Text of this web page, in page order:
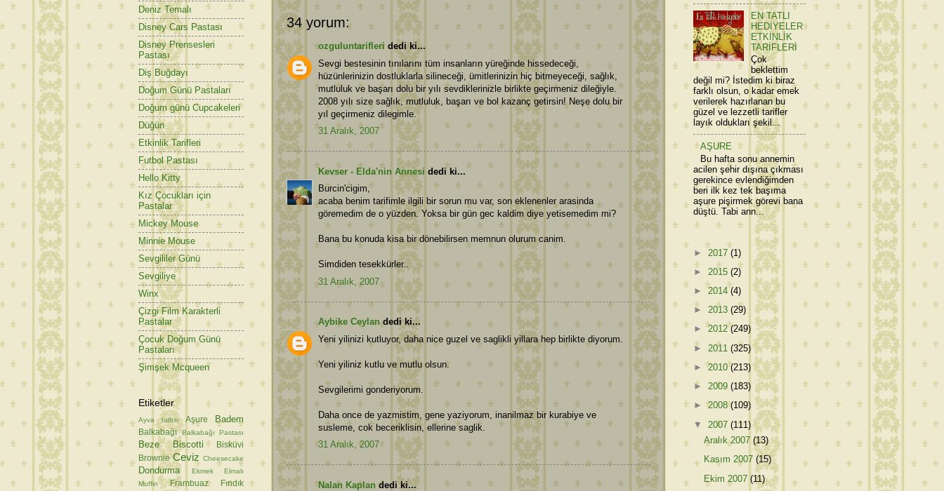
34 yorum:
ozguluntarifleri dedi ki...
Sevgi bestesinin tınılarını tüm insanların yüreğinde hissedeceği,
hüzünlerinizin dostluklarla silineceği, ümitlerinizin hiç bitmeyeceği, sağlık,
mutluluk ve başarı dolu bir yılı sevdiklerinizle birlikte geçirmeniz dileğiyle.
2008 yılı size sağlık, mutluluk, başarı ve bol kazanç getirsin! Neşe dolu bir
yıl geçirmeniz dilegimle.
31 Aralık, 2007
Kevser - Elda'nin Annesi dedi ki...
Burcin'cigim,
acaba benim tarifimle ilgili bir sorun mu var, son eklenenler arasinda
göremedim de o yüzden. Yoksa bir gün gec kaldim diye yetisemedim mi?
Bana bu konuda kisa bir dönebilirsen memnun olurum canim.
Simdiden tesekkürler..
31 Aralık, 2007
Aybike Ceylandedi ki...
Yeni yilinizi kutluyor, daha nice guzel ve saglikli yillara hep birlikte diyorum.
Yeni yiliniz kutlu ve mutlu olsun.
Sevgilerimi gonderiyorum.
Daha once de yazmistim, gene yaziyorum, inanilmaz bir kurabiye ve
susleme, cok beceriklisin, ellerine saglik.
31 Aralık, 2007
Nalan Kaplan dedi ki...
Deniz Temalı
Disney Cars Pastası
Disney Prensesleri
Pastası
Diş Buğdayı
Doğum Günü Pastaları
Doğum günü Cupcakeleri
Düğün
Etkinlik Tarifleri
Futbol Pastası
Hello Kitty
Kız Çocukları için
Pastalar
Mickey Mouse
Minnie Mouse
Sevgililer Günü
Sevgiliye
Winx
Çizgi Film Karakterli
Pastalar
Çocuk Doğum Günü
Pastaları
Şimşek Mcqueen
Etiketler
Ayva tatlısı Aşure Badem
Balkabağı Balkabağı Pastası
Beze Biscotti
Bisküvi
Brownie Ceviz Cheesecake
Dondurma Ekmek
Elmalı
Muffin
Frambuaz Fındık
EN TATLI
HEDİYELER
ETKİNLİK
TARİFLERİ
Çok
beklettim
değil mi? İstedim ki biraz
farklı olsun, o kadar emek
verilerek hazırlanan bu
güzel ve lezzetli tarifler
layık oldukları şekil...
AŞURE
Bu hafta sonu annemin
acilen şehir dışına çıkması
gerekince evlendiğimden
beri ilk kez tek başıma
aşure pişirmek görevi bana
düştü. Tabi ann...
► 2017 (1)
► 2015 (2)
►2014(4)
► 2013 (29)
►2012(249)
► 2011 (325)
►2010(213)
► 2009 (183)
►2008(109)
▼ 2007 (111)
Aralık 2007(13)
Kasım 2007(15)
Ekim 2007(11)